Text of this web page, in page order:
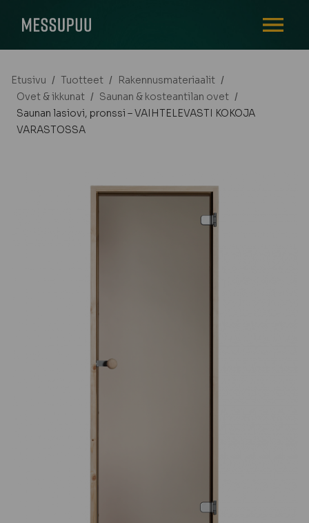
Etusivu / Tuotteet / Rakennusmateriaalit /
Ovet & ikkunat / Saunan & kosteantilan ovet /
Saunan lasiovi, pronssi – VAIHTELEVASTI KOKOJA
VARASTOSSA